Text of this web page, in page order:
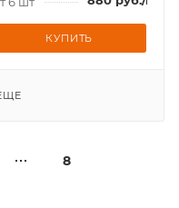
КУПИТЬ
8